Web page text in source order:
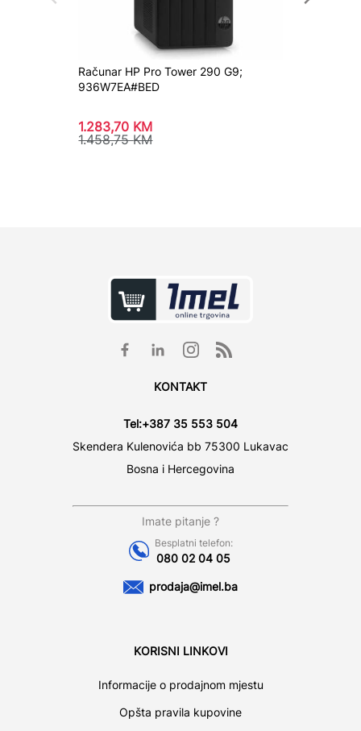
Računar HP Pro Tower 290 G9;
936W7EA#BED
1.283,70 KM
1.458,75KM
KONTAKT
Tel:+387 35 553 504
Skendera Kulenovića bb 75300 Lukavac
Bosna i Hercegovina
Imate pitanje ?
Besplatni telefon:
080 02 04 05
prodaja@imel.ba
KORISNI LINKOVI
Informacije o prodajnom mjestu
Opšta pravila kupovine